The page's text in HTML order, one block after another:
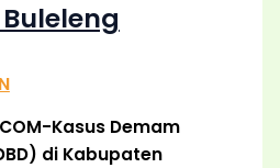
Kasus Demam
di Kabupaten